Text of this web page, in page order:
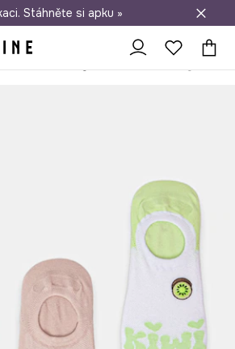
při nákupu nad 1 200 Kč
Stáhněte si apku »